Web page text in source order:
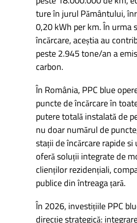
ture în jurul Pământului,
0,20 kWh per km. În urma
încărcare, aceștia au
peste 2.945 tone/an a
carbon.
În România, PPC blue
puncte de încărcare în
putere totală instalată de
nu doar numărul de
stații de încărcare rapide
oferă soluții integrate de
clienților rezidențiali,
publice din întreaga țară.
În 2026, investițiile PPC
direcție strategică: